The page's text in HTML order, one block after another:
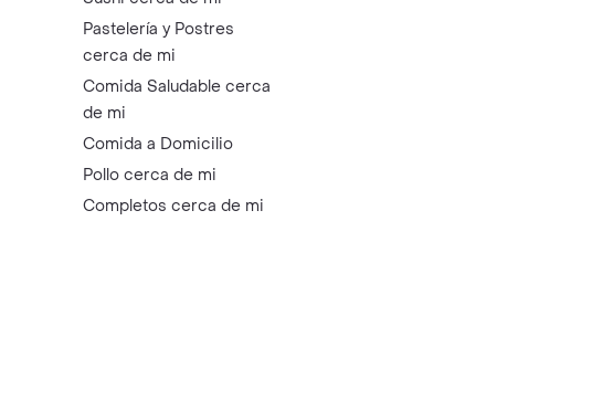
Pastelería y Postres
cerca de mi
Comida Saludable cerca
de mi
Comida a Domicilio
Pollo cerca de mi
Completos cerca de mi